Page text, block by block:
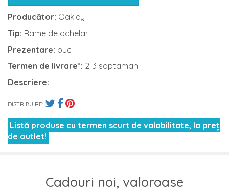
Producător: Oakley
Tip: Rame de ochelari
Prezentare: buc
Termen de livrare*: 2-3 saptamani
Descriere:
DISTRIBUIRE:
Listă produse cu termen scurt de valabilitate, la preț
de outlet!
Cadouri noi, valoroase